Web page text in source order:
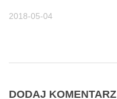
2018-05-04
DODAJ KOMENTARZ